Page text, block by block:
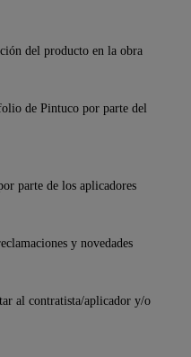
del producto en la obra
de Pintuco por parte del
parte de los aplicadores
y novedades
al contratista/aplicador y/o